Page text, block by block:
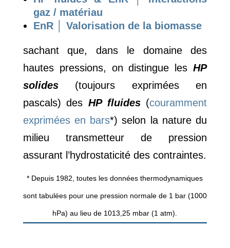
gaz / matériau
EnR │ Valorisation de la biomasse
sachant que, dans le domaine des
hautes pressions, on distingue lesHP
solides(toujours exprimées en
pascals) des HP fluides(couramment
exprimées en bars*) selon la nature du
milieu transmetteur de pression
assurant l’hydrostaticité des contraintes.
* Depuis 1982, toutes les données thermodynamiques
sont tabulées pour une pression normale de 1 bar (1000
hPa) au lieu de 1013,25 mbar (1 atm).